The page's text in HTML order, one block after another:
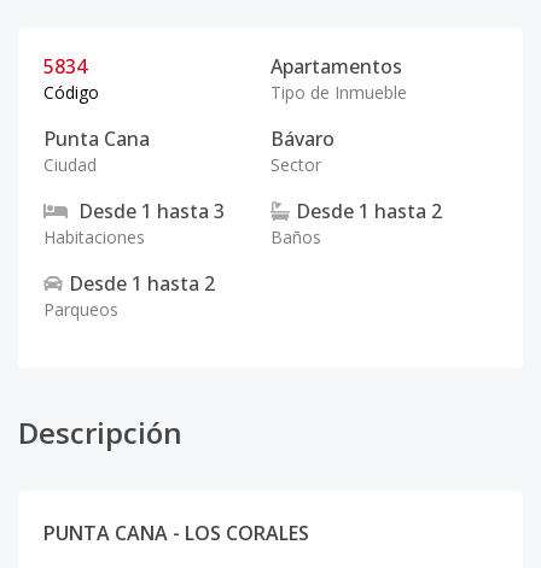
5834
Código
Apartamentos
Tipo de Inmueble
Punta Cana
Ciudad
Bávaro
Sector
Desde 1 hasta 3
Habitaciones
Desde 1 hasta 2
Baños
Desde 1 hasta 2
Parqueos
Descripción
PUNTA CANA - LOS CORALES